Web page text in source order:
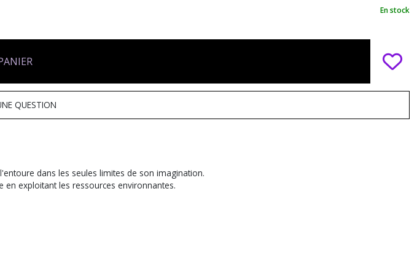
En stock
QUESTION
dans les seules limites de son imagination.
exploitant les ressources environnantes.